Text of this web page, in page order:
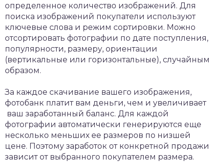
определенное количество изображений. Для
поиска изображений покупатели используют
ключевые слова и режим сортировки. Можно
отсортировать фотографии по дате поступления,
популярности, размеру, ориентации
(вертикальные или горизонтальные), случайным
образом.
За каждое скачивание вашего изображения,
фотобанк платит вам деньги, чем и увеличивает
ваш заработанный баланс. Для каждой
фотографии автоматически генерируются еще
несколько меньших ее размеров по низшей
цене. Поэтому заработок от конкретной продажи
зависит от выбранного покупателем размера.